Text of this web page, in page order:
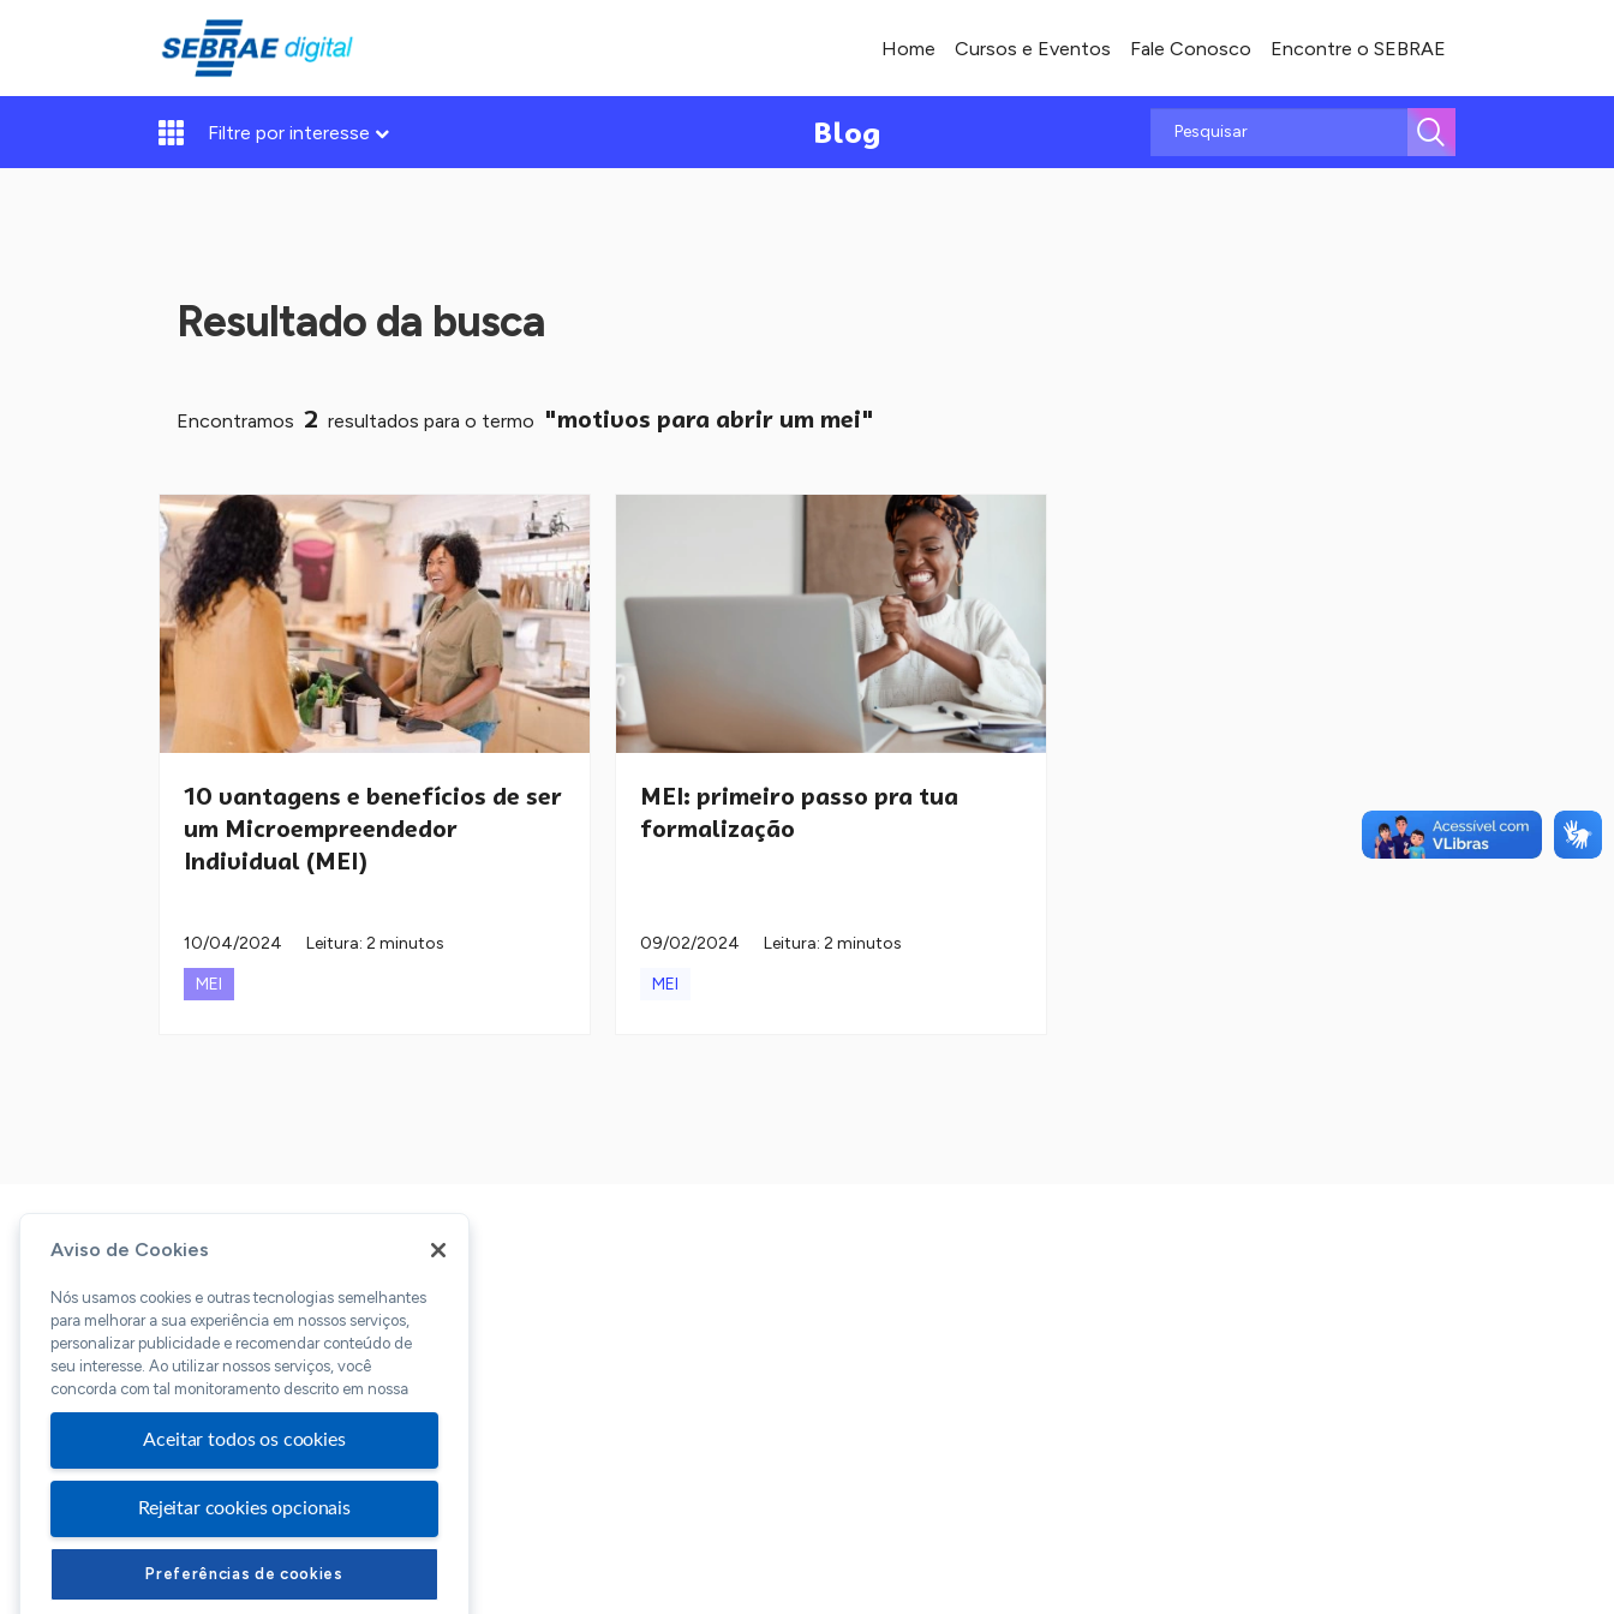
Home Cursos e Eventos Fale Conosco Encontre o SEBRAE
Filtre por interesse Blog
Resultado da busca
Encontramos 2 resultados para o termo "motivos para abrir um mei"
10 vantagens e benefícios de ser
um Microempreendedor
Individual (MEI)
10/04/2024
Leitura: 2 minutos
MEI
MEI: primeiro passo pra tua
formalização
09/02/2024
Leitura: 2 minutos
MEI
Aviso de Cookies
Nós usamos cookies e outras tecnologias semelhantes
para melhorar a sua experiência em nossos serviços,
personalizar publicidade e recomendar conteúdo de
seu interesse. Ao utilizar nossos serviços, você
concorda com tal monitoramento descrito em nossa
Aceitar todos os cookies
Rejeitar cookies opcionais
Preferências de cookies